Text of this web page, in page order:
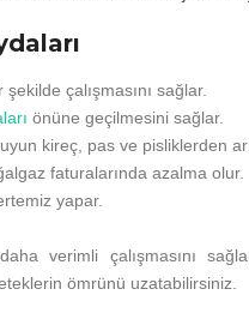
çalışmasını sağlar.
önüne geçilmesini sağlar.
kireç, pas ve pisliklerden
faturalarında azalma olur.
yapar.
verimli çalışmasını
ömrünü uzatabilirsiniz.